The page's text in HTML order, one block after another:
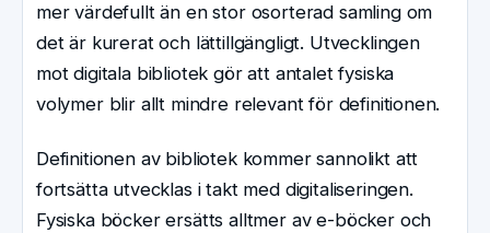
mer värdefullt än en stor osorterad samling om
det är kurerat och lättillgängligt. Utvecklingen
mot digitala bibliotek gör att antalet fysiska
volymer blir allt mindre relevant för definitionen.
Definitionen av bibliotek kommer sannolikt att
fortsätta utvecklas i takt med digitaliseringen.
Fysiska böcker ersätts alltmer av e-böcker och